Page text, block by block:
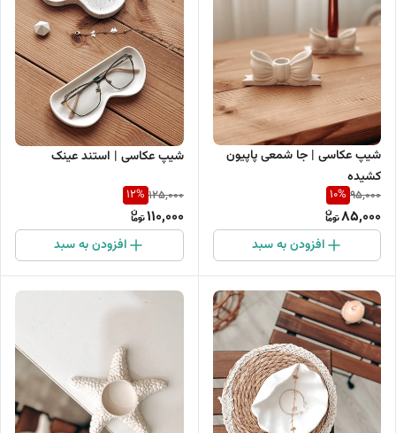
شیپ عکاسی | جا شمعی پاپیون
کشیده
95,000
10%
85,000
افزودن به سبد
شیپ عکاسی | استند عینک
125,000
12%
110,000
افزودن به سبد